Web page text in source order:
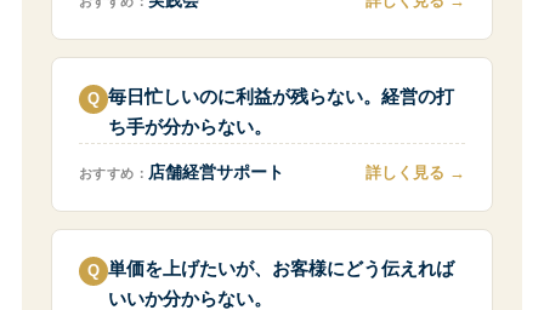
毎日忙しいのに利益が残らない。経営の打
ち手が分からない。
おすすめ： 店舗経営サポート 詳しく見る
単価を上げたいが、お客様にどう伝えれば
いいか分からない。